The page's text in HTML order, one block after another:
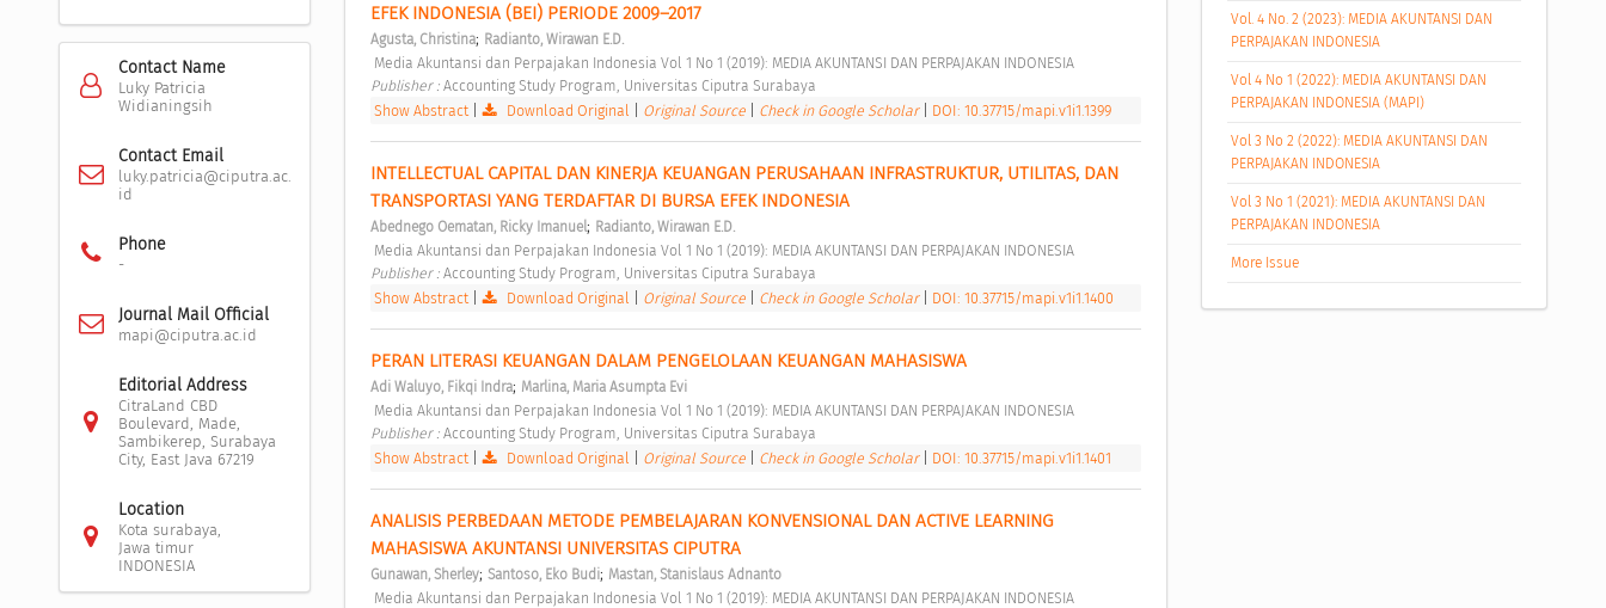
Contact Name
Luky Patricia
Widianingsih
Contact Email
luky.patricia@ciputra.ac.
id
Phone
-
Journal Mail Official
mapi@ciputra.ac.id
Editorial Address
CitraLand CBD
Boulevard, Made,
Sambikerep, Surabaya
City, East Java 67219
Location
Kota surabaya,
Jawa timur
INDONESIA
EFEK INDONESIA (BEI) PERIODE 2009–2017
Agusta, Christina; Radianto, Wirawan E.D.
Media Akuntansi dan Perpajakan Indonesia Vol 1 No 1 (2019): MEDIA AKUNTANSI DAN PERPAJAKAN INDONESIA
Publisher : Accounting Study Program, Universitas Ciputra Surabaya
Show Abstract| Download Original Original Source Check in Google Scholar DOI: 10.37715/mapi.v1i1.1399
INTELLECTUAL CAPITAL DAN KINERJA KEUANGAN PERUSAHAAN INFRASTRUKTUR, UTILITAS, DAN
TRANSPORTASI YANG TERDAFTAR DI BURSA EFEK INDONESIA
Abednego Oematan, Ricky Imanuel ; Radianto, Wirawan E.D.
Media Akuntansi dan Perpajakan Indonesia Vol 1 No 1 (2019): MEDIA AKUNTANSI DAN PERPAJAKAN INDONESIA
Publisher : Accounting Study Program, Universitas Ciputra Surabaya
Show Abstract| Download Original Original Source Check in Google Scholar DOI: 10.37715/mapi.v1i1.1400
PERAN LITERASI KEUANGAN DALAM PENGELOLAAN KEUANGAN MAHASISWA
Adi Waluyo, Fikqi Indra; Marlina, Maria Asumpta Evi
Media Akuntansi dan Perpajakan Indonesia Vol 1 No 1 (2019): MEDIA AKUNTANSI DAN PERPAJAKAN INDONESIA
Publisher : Accounting Study Program, Universitas Ciputra Surabaya
Show Abstract| Download Original Original Source Check in Google Scholar DOI: 10.37715/mapi.v1i1.1401
ANALISIS PERBEDAAN METODE PEMBELAJARAN KONVENSIONAL DAN ACTIVE LEARNING
MAHASISWA AKUNTANSI UNIVERSITAS CIPUTRA
Gunawan, Sherley; Santoso, Eko Budi; Mastan, Stanislaus Adnanto
Media Akuntansi dan Perpajakan Indonesia Vol 1 No 1 (2019): MEDIA AKUNTANSI DAN PERPAJAKAN INDONESIA
Vol. 4 No. 2 (2023): MEDIA AKUNTANSI DAN
PERPAJAKAN INDONESIA
Vol 4 No 1 (2022): MEDIA AKUNTANSI DAN
PERPAJAKAN INDONESIA (MAPI)
Vol 3 No 2 (2022): MEDIA AKUNTANSI DAN
PERPAJAKAN INDONESIA
Vol 3 No 1 (2021): MEDIA AKUNTANSI DAN
PERPAJAKAN INDONESIA
More Issue